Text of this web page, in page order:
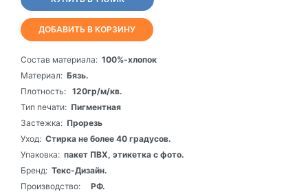
ДОБАВИТЬ В КОРЗИНУ
Состав материала: 100%-хлопок
Материал: Бязь.
Плотность: 120гр/м/кв.
Тип печати: Пигментная
Застежка: Прорезь
Уход: Стирка не более 40 градусов.
Упаковка: пакет ПВХ, этикетка с фото.
Бренд: Текс-Дизайн.
Производство:
РФ.